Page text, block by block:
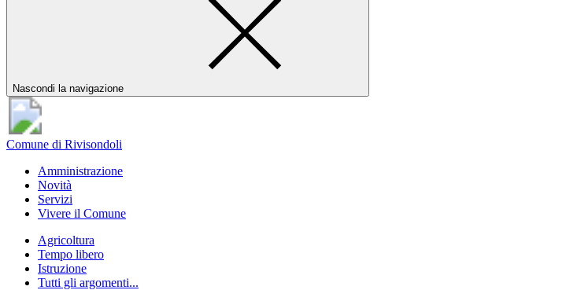
Nascondi la navigazione
Comune di Rivisondoli
Amministrazione
Novità
Servizi
Vivere il Comune
Agricoltura
Tempo libero
Istruzione
Tutti gli argomenti...